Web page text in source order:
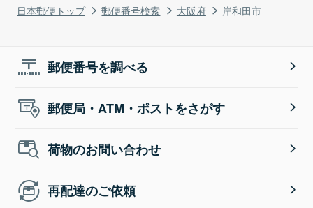
日本郵便トップ 郵便番号検索 大阪府 岸和田市
郵便番号を調べる
郵便局・ATM・ポストをさがす
荷物のお問い合わせ
再配達のご依頼